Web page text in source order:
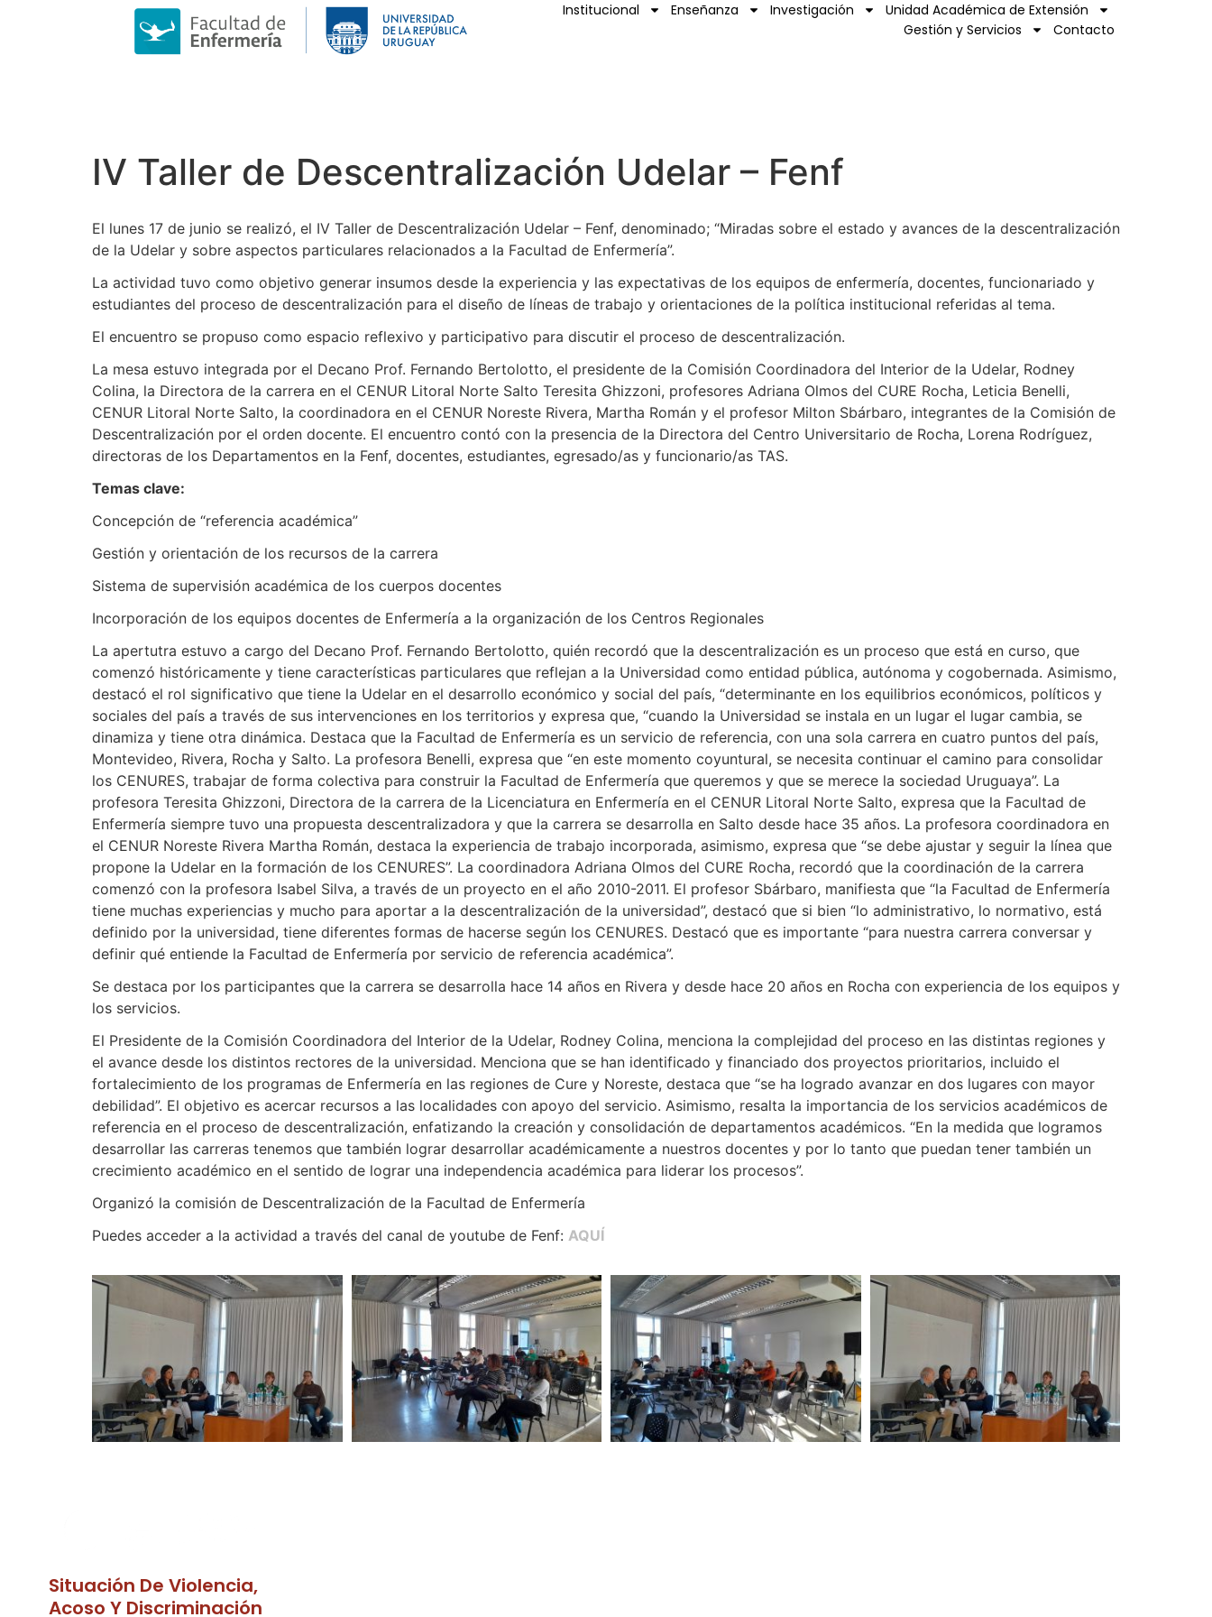
Institucional Enseñanza Investigación
Unidad Académica de Extensión
Gestión y Servicios
Contacto
IV Taller de Descentralización Udelar – Fenf
El lunes 17 de junio se realizó, el IV Taller de Descentralización Udelar – Fenf, denominado; “Miradas sobre el estado y avances de la descentralización
de la Udelar y sobre aspectos particulares relacionados a la Facultad de Enfermería”.
La actividad tuvo como objetivo generar insumos desde la experiencia y las expectativas de los equipos de enfermería, docentes, funcionariado y
estudiantes del proceso de descentralización para el diseño de líneas de trabajo y orientaciones de la política institucional referidas al tema.
El encuentro se propuso como espacio reflexivo y participativo para discutir el proceso de descentralización.
La mesa estuvo integrada por el Decano Prof. Fernando Bertolotto, el presidente de la Comisión Coordinadora del Interior de la Udelar, Rodney
Colina, la Directora de la carrera en el CENUR Litoral Norte Salto Teresita Ghizzoni, profesores Adriana Olmos del CURE Rocha, Leticia Benelli,
CENUR Litoral Norte Salto, la coordinadora en el CENUR Noreste Rivera, Martha Román y el profesor Milton Sbárbaro, integrantes de la Comisión de
Descentralización por el orden docente. El encuentro contó con la presencia de la Directora del Centro Universitario de Rocha, Lorena Rodríguez,
directoras de los Departamentos en la Fenf, docentes, estudiantes, egresado/as y funcionario/as TAS.
Temas clave:
Concepción de “referencia académica”
Gestión y orientación de los recursos de la carrera
Sistema de supervisión académica de los cuerpos docentes
Incorporación de los equipos docentes de Enfermería a la organización de los Centros Regionales
La apertutra estuvo a cargo del Decano Prof. Fernando Bertolotto, quién recordó que la descentralización es un proceso que está en curso, que
comenzó históricamente y tiene características particulares que reflejan a la Universidad como entidad pública, autónoma y cogobernada. Asimismo,
destacó el rol significativo que tiene la Udelar en el desarrollo económico y social del país, “determinante en los equilibrios económicos, políticos y
sociales del país a través de sus intervenciones en los territorios y expresa que, “cuando la Universidad se instala en un lugar el lugar cambia, se
dinamiza y tiene otra dinámica. Destaca que la Facultad de Enfermería es un servicio de referencia, con una sola carrera en cuatro puntos del país,
Montevideo, Rivera, Rocha y Salto. La profesora Benelli, expresa que “en este momento coyuntural, se necesita continuar el camino para consolidar
los CENURES, trabajar de forma colectiva para construir la Facultad de Enfermería que queremos y que se merece la sociedad Uruguaya”. La
profesora Teresita Ghizzoni, Directora de la carrera de la Licenciatura en Enfermería en el CENUR Litoral Norte Salto, expresa que la Facultad de
Enfermería siempre tuvo una propuesta descentralizadora y que la carrera se desarrolla en Salto desde hace 35 años. La profesora coordinadora en
el CENUR Noreste Rivera Martha Román, destaca la experiencia de trabajo incorporada, asimismo, expresa que “se debe ajustar y seguir la línea que
propone la Udelar en la formación de los CENURES”. La coordinadora Adriana Olmos del CURE Rocha, recordó que la coordinación de la carrera
comenzó con la profesora Isabel Silva, a través de un proyecto en el año 2010-2011. El profesor Sbárbaro, manifiesta que “la Facultad de Enfermería
tiene muchas experiencias y mucho para aportar a la descentralización de la universidad”, destacó que si bien “lo administrativo, lo normativo, está
definido por la universidad, tiene diferentes formas de hacerse según los CENURES. Destacó que es importante “para nuestra carrera conversar y
definir qué entiende la Facultad de Enfermería por servicio de referencia académica”.
Se destaca por los participantes que la carrera se desarrolla hace 14 años en Rivera y desde hace 20 años en Rocha con experiencia de los equipos y
los servicios.
El Presidente de la Comisión Coordinadora del Interior de la Udelar, Rodney Colina, menciona la complejidad del proceso en las distintas regiones y
el avance desde los distintos rectores de la universidad. Menciona que se han identificado y financiado dos proyectos prioritarios, incluido el
fortalecimiento de los programas de Enfermería en las regiones de Cure y Noreste, destaca que “se ha logrado avanzar en dos lugares con mayor
debilidad”. El objetivo es acercar recursos a las localidades con apoyo del servicio. Asimismo, resalta la importancia de los servicios académicos de
referencia en el proceso de descentralización, enfatizando la creación y consolidación de departamentos académicos. “En la medida que logramos
desarrollar las carreras tenemos que también lograr desarrollar académicamente a nuestros docentes y por lo tanto que puedan tener también un
crecimiento académico en el sentido de lograr una independencia académica para liderar los procesos”.
Organizó la comisión de Descentralización de la Facultad de Enfermería
Puedes acceder a la actividad a través del canal de youtube de Fenf: AQUÍ
Situación De Violencia,
Acoso Y Discriminación